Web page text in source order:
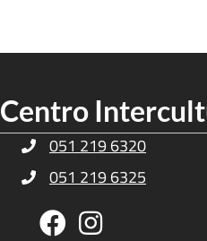
Centro
Telefono Centro Culturale
051 219 6320
Telefono Centro Culturale
051 219 6325
Pagina Facebook Centro
Profilo Instagram